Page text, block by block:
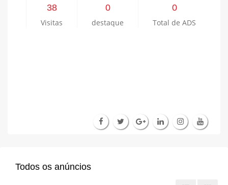
38
Visitas
0
destaque
0
Total de ADS
Todos os anúncios